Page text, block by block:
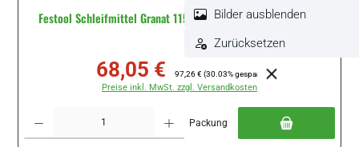
Festool Schleifmittel Granat 115x228 P220 GR/100 #498950
Verkaufspreis:
68,05 € Regulärer Preis:
97,26 € (30.03% gespart)
Preise inkl. MwSt. zzgl. Versandkosten
Packung
Bilder ausblenden
Zurücksetzen